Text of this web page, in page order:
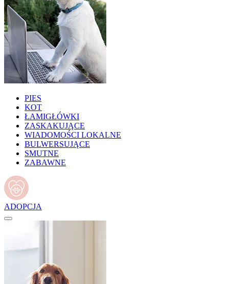
PIES
KOT
ŁAMIGŁÓWKI
ZASKAKUJĄCE
WIADOMOŚCI LOKALNE
BULWERSUJĄCE
SMUTNE
ZABAWNE
ADOPCJA